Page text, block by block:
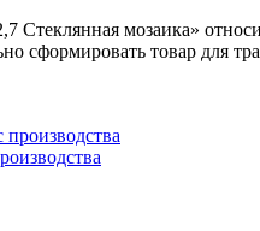
мозаика»
сформировать товар